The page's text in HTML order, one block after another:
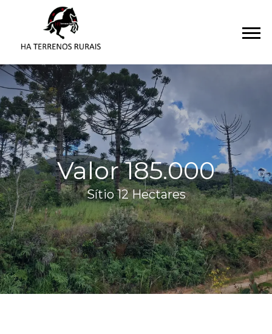
Valor 185.000
Sítio 12 Hectares